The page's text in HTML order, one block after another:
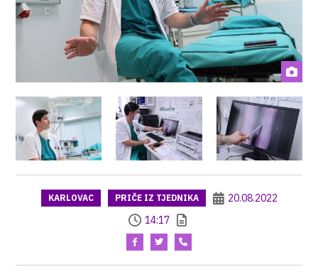
KARLOVAC PRIČE IZ TJEDNIKA
20.08.2022
14:17